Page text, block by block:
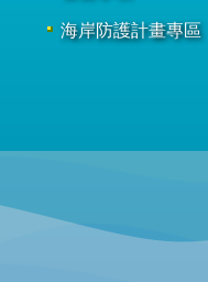
海岸防護計畫專區